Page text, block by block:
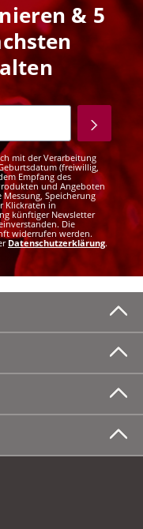
& 5
mit der Verarbeitung
(freiwillig,
Empfang des
und Angeboten
Speicherung
Klickraten in
künftiger Newsletter
Die
widerrufen werden.
Datenschutzerklärung.